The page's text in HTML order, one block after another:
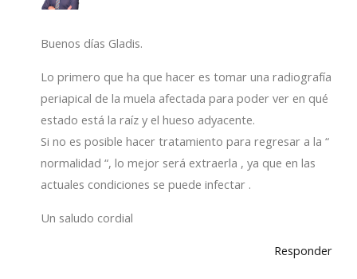
Buenos días Gladis.
Lo primero que ha que hacer es tomar una radiografía
periapical de la muela afectada para poder ver en qué
estado está la raíz y el hueso adyacente.
Si no es posible hacer tratamiento para regresar a la “
normalidad “, lo mejor será extraerla , ya que en las
actuales condiciones se puede infectar .
Un saludo cordial
Responder